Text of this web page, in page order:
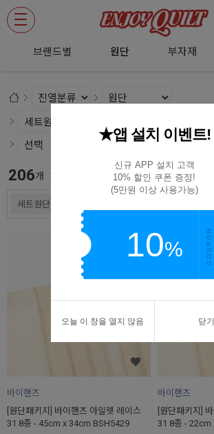
브랜드별 원단 부자재
세트원단(원단패키지)
206개 신규등
바이핸즈
[원단패키지] 바이핸즈 아일렛 레이스
31 8종 - 45cm x 34cm BSH5429
바이핸즈
[원단패키지]
31 8종 - 22cm
★앱 설치 이벤트!
신규 APP 설치 고객
10% 할인 쿠폰 증정!
(5만원 이상 사용가능)
10%
오늘 이 창을 열지 않음 닫기